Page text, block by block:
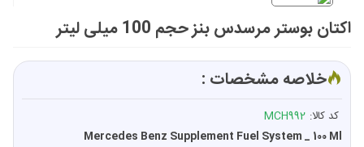
اکتان بوستر مرسدس بنز حجم 100 میلی لیتر
خلاصه مشخصات :
کد کالا: MCH992
Mercedes Benz Supplement Fuel System _ 100 Ml